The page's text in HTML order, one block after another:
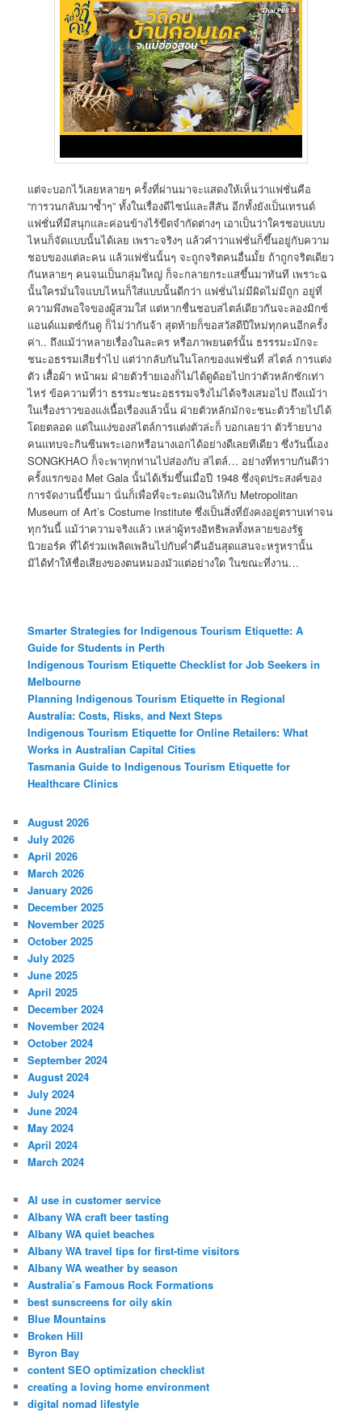
แต่จะบอกไว้เลยหลายๆ ครั้งที่ผ่านมาจะแสดงให้เห็นว่าแฟชั่นคือ
“การวนกลับมาซ้ำๆ” ทั้งในเรื่องดีไซน์และสีสัน อีกทั้งยังเป็นเทรนด์
แฟชั่นที่มีสนุกและค่อนข้างไร้ขีดจำกัดต่างๆ เอาเป็นว่าใครชอบแบบ
ไหนก็จัดแบบนั้นได้เลย เพราะจริงๆ แล้วคำว่าแฟชั่นก็ขึ้นอยู่กับความ
ชอบของแต่ละคน แล้วแฟชั่นนั้นๆ จะถูกจริตคนอื่นมั้ย ถ้าถูกจริตเดียว
กันหลายๆ คนจนเป็นกลุ่มใหญ่ ก็จะกลายกระแสขึ้นมาทันที เพราะฉ
นั้นใครมั่นใจแบบไหนก็ใส่แบบนั้นดีกว่า แฟชั่นไม่มีผิดไม่มีถูก อยู่ที่
ความพึงพอใจของผู้สวมใส่ แต่หากชื่นชอบสไตล์เดียวกันจะลองมิกซ์
แอนด์แมตซ์กันดู ก็ไม่ว่ากันจ้า สุดท้ายก็ขอสวัสดีปีใหม่ทุกคนอีกครั้ง
ค่า.. ถึงแม้ว่าหลายเรื่องในละคร หรือภาพยนตร์นั้น ธรรรมะมักจะ
ชนะอธรรมเสียร่ำไป แต่ว่ากลับกันในโลกของแฟชั่นที่ สไตล์ การแต่ง
ตัว เสื้อผ้า หน้าผม ฝ่ายตัวร้ายเองก็ไม่ได้ดูด้อยไปกว่าตัวหลักซักเท่า
ไหร่ ข้อความที่ว่า ธรรมะชนะอธรรมจริงไม่ได้จริงเสมอไป ถึงแม้ว่า
ในเรื่องราวของแง่เนื้อเรื่องแล้วนั้น ฝ่ายตัวหลักมักจะชนะตัวร้ายไปได้
โดยตลอด แต่ในแง่ของสไตล์การแต่งตัวล่ะก็ บอกเลยว่า ตัวร้ายบาง
คนแทบจะกินซีนพระเอกหรือนางเอกได้อย่างดีเลยทีเดียว ซึ่งวันนี้เอง
SONGKHAO ก็จะพาทุกท่านไปส่องกับ สไตล์… อย่างที่ทราบกันดีว่า
ครั้งแรกของ Met Gala นั้นได้เริ่มขึ้นเมื่อปี 1948 ซึ่งจุดประสงค์ของ
การจัดงานนี้ขึ้นมา นั่นก็เพื่อที่จะระดมเงินให้กับ Metropolitan
Museum of Art’s Costume Institute ซึ่งเป็นสิ่งที่ยังคงอยู่ตราบเท่าจน
ทุกวันนี้ แม้ว่าความจริงแล้ว เหล่าผู้ทรงอิทธิพลทั้งหลายของรัฐ
นิวยอร์ค ที่ได้ร่วมเพลิดเพลินไปกับค่ำคืนอันสุดแสนจะหรูหรานั้น
มิได้ทำให้ชื่อเสียงของตนหมองมัวแต่อย่างใด ในขณะที่งาน…
Smarter Strategies for Indigenous Tourism Etiquette: A
Guide for Students in Perth
Indigenous Tourism Etiquette Checklist for Job Seekers in
Melbourne
Planning Indigenous Tourism Etiquette in Regional
Australia: Costs, Risks, and Next Steps
Indigenous Tourism Etiquette for Online Retailers: What
Works in Australian Capital Cities
Tasmania Guide to Indigenous Tourism Etiquette for
Healthcare Clinics
August 2026
July 2026
April 2026
March 2026
January 2026
December 2025
November 2025
October 2025
July 2025
June 2025
April 2025
December 2024
November 2024
October 2024
September 2024
August 2024
July 2024
June 2024
May 2024
April 2024
March 2024
AI use in customer service
Albany WA craft beer tasting
Albany WA quiet beaches
Albany WA travel tips for first-time visitors
Albany WA weather by season
Australia’s Famous Rock Formations
best sunscreens for oily skin
Blue Mountains
Broken Hill
Byron Bay
content SEO optimization checklist
creating a loving home environment
digital nomad lifestyle